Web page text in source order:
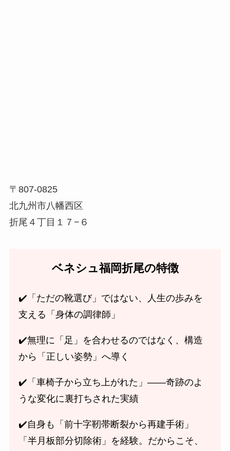
〒807-0825
北九州市八幡西区
折尾４丁目１７−６
ベネシュ福岡折尾の特徴
✔️「ただの靴選び」ではない、人生の歩みを
支える「身体の調律師」
✔️無理に「足」を合わせるのではなく、構造
から「正しい姿勢」へ導く
✔️「車椅子から立ち上がれた」――奇跡のよ
うな変化に裏打ちされた実績
✔️自身も「前十字靭帯断裂から再建手術」
「半月板部分切除術」を経験。だからこそ、